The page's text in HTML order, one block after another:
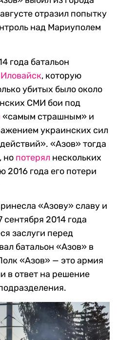
отразил попытку
над Мариуполем
года батальон
, которую
убитых было около
СМИ бои под
«самым страшным» и
украинских сил
«Азов» тогда
но потерял нескольких
2016 года его потери
«Азову» славу и
2014 года
заслуги перед
батальон «Азов» в
«Азов» — это армия
в ответ на решение